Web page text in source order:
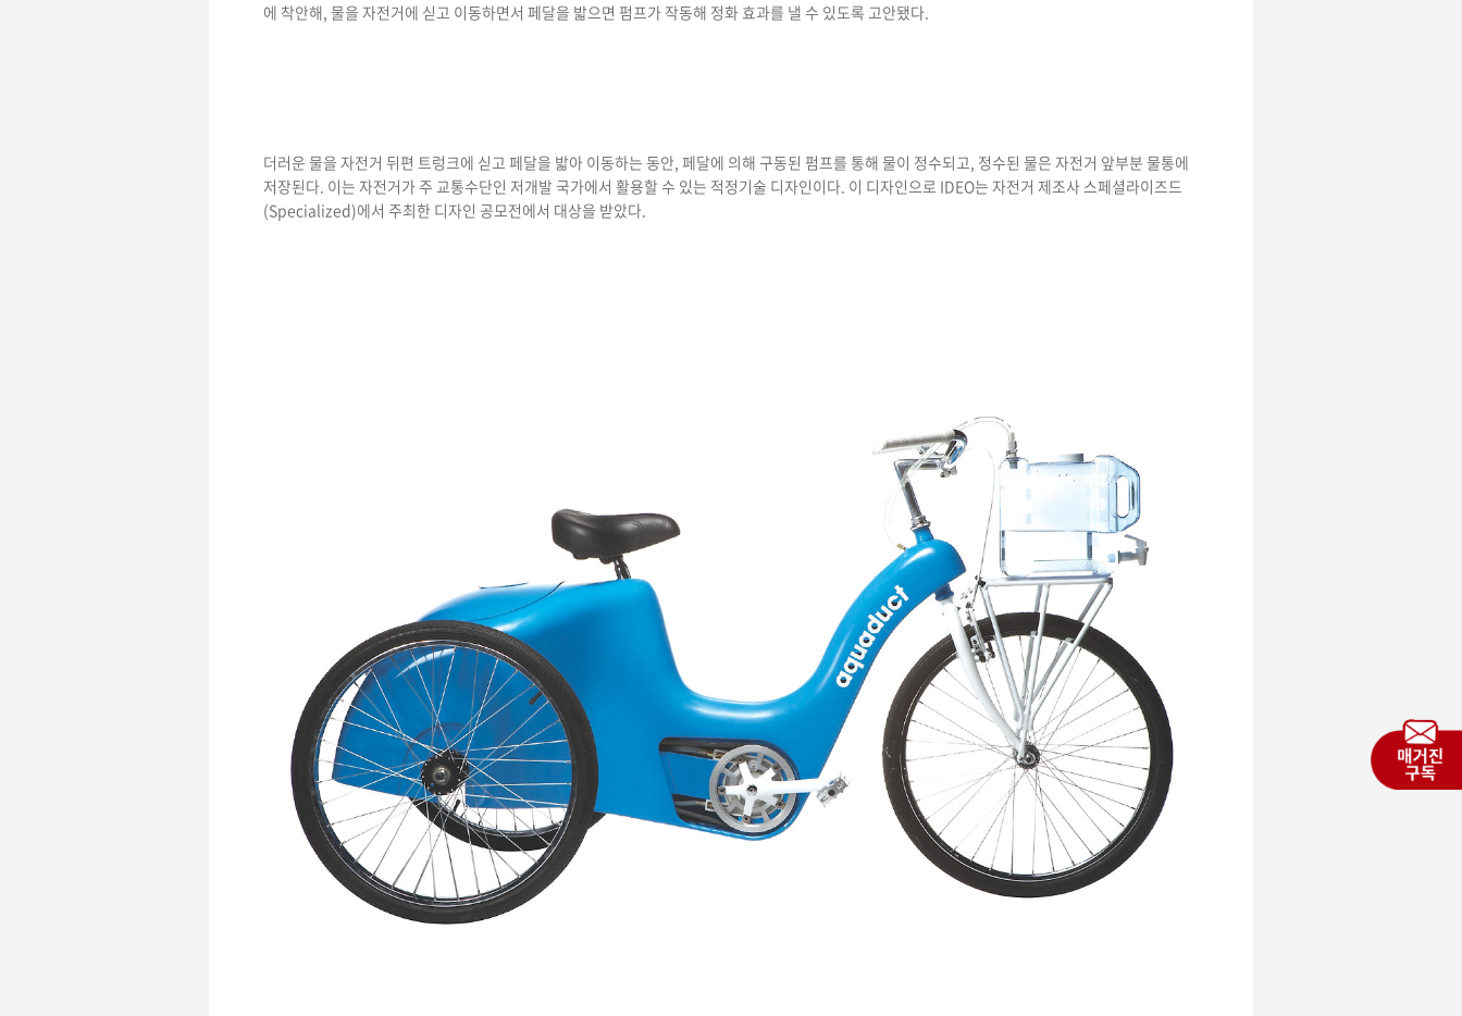
에 착안해, 물을 자전거에 싣고 이동하면서 페달을 밟으면 펌프가 작동해 정화 효과를 낼 수 있도록 고안됐다.
더러운 물을 자전거 뒤편 트렁크에 싣고 페달을 밟아 이동하는 동안, 페달에 의해 구동된 펌프를 통해 물이 정수되고, 정수된 물은 자전거 앞부분 물통에
저장된다. 이는 자전거가 주 교통수단인 저개발 국가에서 활용할 수 있는 적정기술 디자인이다. 이 디자인으로 IDEO는 자전거 제조사 스페셜라이즈드
(Specialized)에서 주최한 디자인 공모전에서 대상을 받았다.